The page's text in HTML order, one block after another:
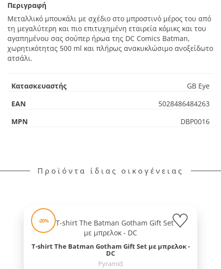
Περιγραφή
Μεταλλικό μπουκάλι με σχέδιο στο μπροστινό μέρος του από
τη μεγαλύτερη και πιο επιτυχημένη εταιρεία κόμικς και του
αγαπημένου σας σούπερ ήρωα της DC Comics Batman,
χωρητικότητας 500 ml και πλήρως ανακυκλώσιμο ανοξείδωτο
ατσάλι.
Κατασκευαστής
GB Eye
EAN
5028486484263
MPN
DBP0016
Προϊόντα ίδιας οικογένειας
-20%
T-shirt The Batman Gotham Gift Set με μπρελοκ -
DC
Pyramid